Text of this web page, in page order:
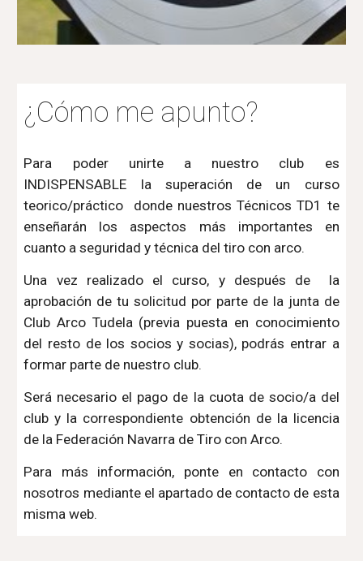
¿Cómo me apunto?
Para poder unirte a nuestro club es
INDISPENSABLE la superación de un curso
teorico/práctico donde nuestros Técnicos TD1 te
enseñarán los aspectos más importantes en
cuanto a seguridad y técnica del tiro con arco.
Una vez realizado el curso, y después de la
aprobación de tu solicitud por parte de la junta de
Club Arco Tudela (previa puesta en conocimiento
del resto de los socios y socias), podrás entrar a
formar parte de nuestro club.
Será necesario el pago de la cuota de socio/a del
club y la correspondiente obtención de la licencia
de la Federación Navarra de Tiro con Arco.
Para más información, ponte en contacto con
nosotros mediante el apartado de contacto de esta
misma web.